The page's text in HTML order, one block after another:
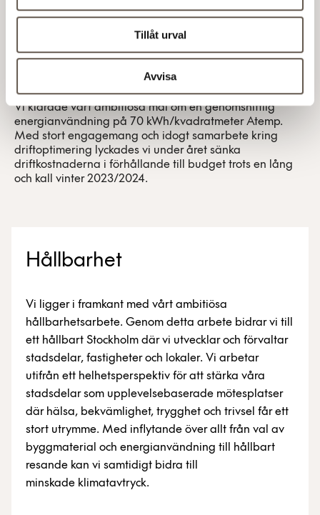
Tillåt urval
Avvisa
Energieffektiv förvaltning
Vi klarade vårt ambitiösa mål om en genomsnittlig
energianvändning på 70 kWh/kvadratmeter Atemp.
Med stort engagemang och idogt samarbete kring
driftoptimering lyckades vi under året sänka
driftkostnaderna i förhållande till budget trots en lång
och kall vinter 2023/2024.
Hållbarhet
Vi ligger i framkant med vårt ambitiösa
hållbarhetsarbete. Genom detta arbete bidrar vi till
ett hållbart Stockholm där vi utvecklar och förvaltar
stadsdelar, fastigheter och lokaler. Vi arbetar
utifrån ett helhetsperspektiv för att stärka våra
stadsdelar som upplevelsebaserade mötesplatser
där hälsa, bekvämlighet, trygghet och trivsel får ett
stort utrymme. Med inflytande över allt från val av
byggmaterial och energianvändning till hållbart
resande kan vi samtidigt bidra till
minskade klimatavtryck.